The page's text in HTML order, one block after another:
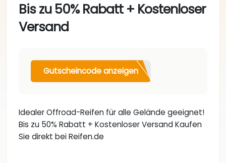
Bis zu 50% Rabatt + Kostenloser
Versand
Gutscheincode anzeigen
Idealer Offroad-Reifen für alle Gelände geeignet!
Bis zu 50% Rabatt + Kostenloser Versand Kaufen
Sie direkt bei Reifen.de